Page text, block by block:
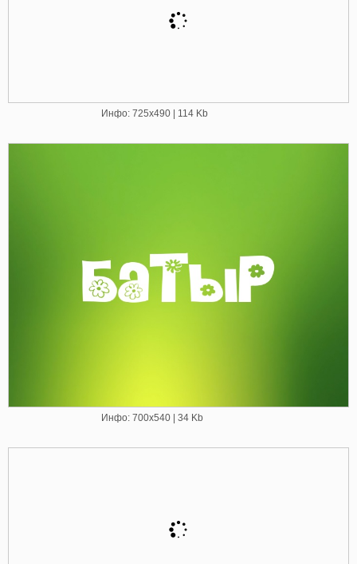
Инфо: 725х490 | 114 Kb
Инфо: 700х540 | 34 Kb